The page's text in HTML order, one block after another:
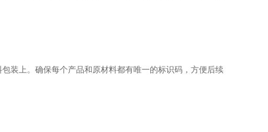
装上。确保每个产品和原材料都有唯一的标识码，方便后续